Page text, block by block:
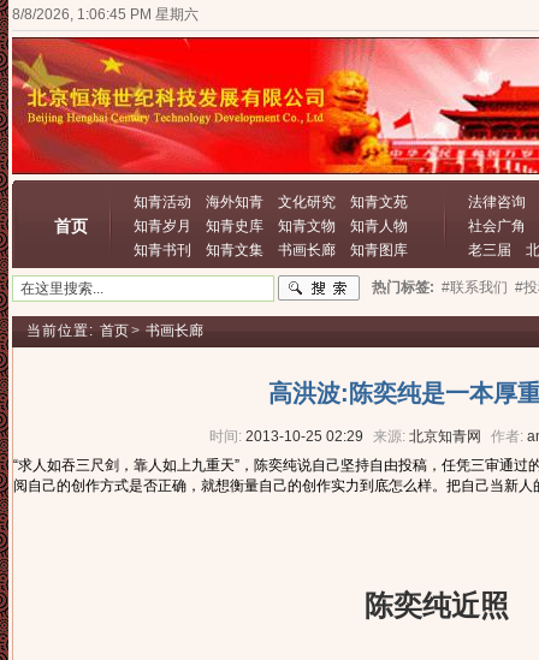
8/8/2026, 1:06:46 PM 星期六
首页
知青活动 海外知青 文化研究
知青文苑
知青岁月
知青史库 知青文物
知青人物
知青书刊
知青文集 书画长廊 知青图库
法律咨询
社会广角
老三届
热门标签: #联系我们 #
当前位置: 首页> 书画长廊
高洪波:陈奕纯是一本厚
时间: 2013-10-25 02:29 来源: 北京知青网 作者:
“求人如吞三尺剑，靠人如上九重天”，陈奕纯说自己坚持自由投稿，任凭三审通
阅自己的创作方式是否正确，就想衡量自己的创作实力到底怎么样。把自己当新人
陈奕纯近照